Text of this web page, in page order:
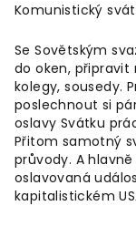
Komunistický
Se Sovětským
do oken, připravit
kolegy, sousedy.
poslechnout si
oslavy Svátku
Přitom samotný
průvody. A
oslavovaná
kapitalistickém